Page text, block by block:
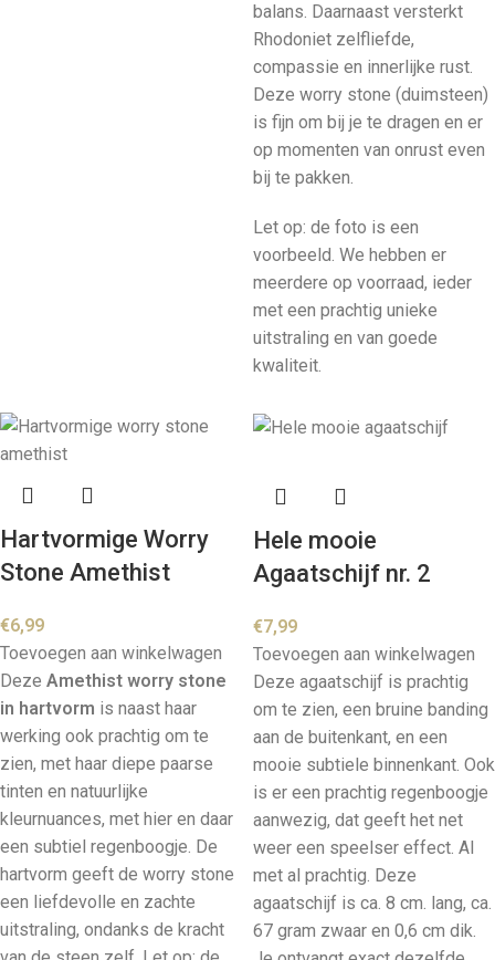
balans. Daarnaast versterkt
Rhodoniet zelfliefde,
compassie en innerlijke rust.
Deze worry stone (duimsteen)
is fijn om bij je te dragen en er
op momenten van onrust even
bij te pakken.
Let op: de foto is een
voorbeeld. We hebben er
meerdere op voorraad, ieder
met een prachtig unieke
uitstraling en van goede
kwaliteit.
Hartvormige Worry
Stone Amethist
€6,99
Toevoegen aan winkelwagen
Deze Amethist worry stone
in hartvorm is naast haar
werking ook prachtig om te
zien, met haar diepe paarse
tinten en natuurlijke
kleurnuances, met hier en daar
een subtiel regenboogje. De
hartvorm geeft de worry stone
een liefdevolle en zachte
uitstraling, ondanks de kracht
Hele mooie
Agaatschijf nr. 2
€7,99
Toevoegen aan winkelwagen
Deze agaatschijf is prachtig
om te zien, een bruine banding
aan de buitenkant, en een
mooie subtiele binnenkant. Ook
is er een prachtig regenboogje
aanwezig, dat geeft het net
weer een speelser effect. Al
met al prachtig. Deze
agaatschijf is ca. 8 cm. lang, ca.
67 gram zwaar en 0,6 cm dik.